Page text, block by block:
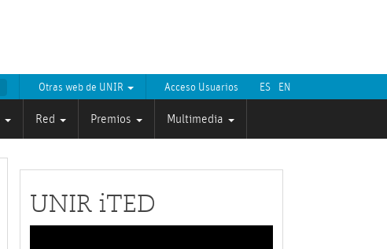
ES EN
Acceso Usuarios
Otras web de UNIR
Red Premios Multimedia
UNIR iTED